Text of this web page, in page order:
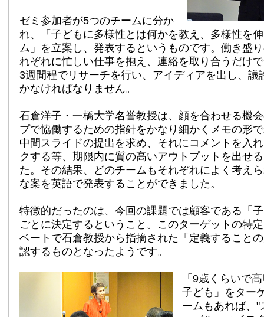
ゼミ参加者が5つのチームに分か
れ、「子どもに多様性とは何かを教え、多様性を
ム」を立案し、発表するというものです。働き盛
れぞれに忙しい仕事を抱え、連絡を取り合うだけ
3週間程でリサーチを行い、アイディアを出し、議
かなければなりません。
石倉洋子・一橋大学名誉教授は、顔を合わせる機
プで協働するための指針をかなり細かくメモの形
中間スライドの提出を求め、それにコメントを入
クする等、期限内に質の高いアウトプットを出せ
た。その結果、どのチームもそれぞれによく考え
な案を英語で発表することができました。
特徴的だったのは、今回の課題では顧客である「
ごとに決定するということ。このターゲットの特
ベートで石倉教授から指摘された「定義すること
認するものとなったようです。
「9歳くらいで
子ども」をター
ームもあれば、"